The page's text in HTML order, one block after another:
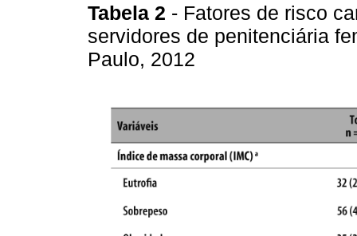
Tabela 2 - Fatores de risco
servidores de penitenciária
Paulo, 2012